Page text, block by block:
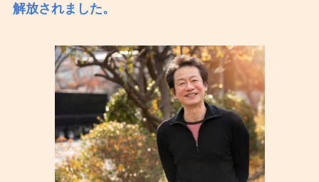
解放されました。